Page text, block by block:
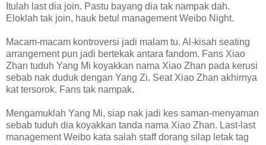
Itulah last dia join. Pastu bayang dia tak nampak dah.
Eloklah tak join, hauk betul management Weibo Night.
Macam-macam kontroversi jadi malam tu. Al-kisah seating
arrangement pun jadi bertekak antara fandom. Fans Xiao
Zhan tuduh Yang Mi koyakkan nama Xiao Zhan pada kerusi
sebab nak duduk dengan Yang Zi. Seat Xiao Zhan akhirnya
kat tersorok. Fans tak nampak.
Mengamuklah Yang Mi, siap nak jadi kes saman-menyaman
sebab tuduh dia koyakkan tanda nama Xiao Zhan. Last-last
management Weibo kata salah staff dorang silap letak tag